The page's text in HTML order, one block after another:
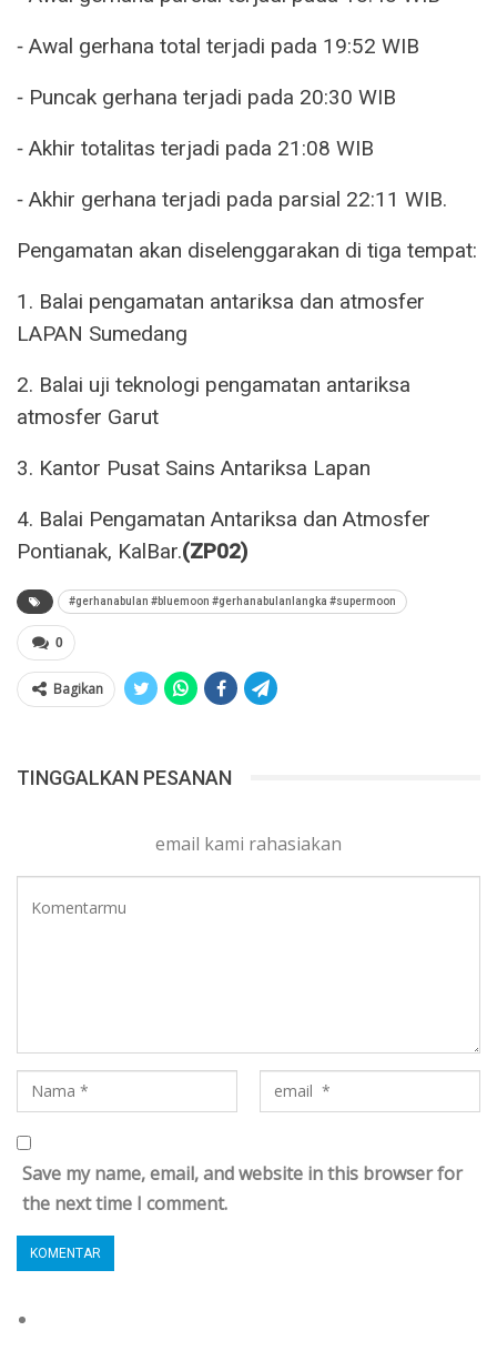
⁃ Awal gerhana total terjadi pada 19:52 WIB
⁃ Puncak gerhana terjadi pada 20:30 WIB
⁃ Akhir totalitas terjadi pada 21:08 WIB
⁃ Akhir gerhana terjadi pada parsial 22:11 WIB.
Pengamatan akan diselenggarakan di tiga tempat:
1. Balai pengamatan antariksa dan atmosfer
LAPAN Sumedang
2. Balai uji teknologi pengamatan antariksa
atmosfer Garut
3. Kantor Pusat Sains Antariksa Lapan
4. Balai Pengamatan Antariksa dan Atmosfer
Pontianak, KalBar.(ZP02)
#gerhanabulan #bluemoon #gerhanabulanlangka #supermoon
0
Bagikan
TINGGALKAN PESANAN
email kami rahasiakan
Save my name, email, and website in this browser for
the next time I comment.